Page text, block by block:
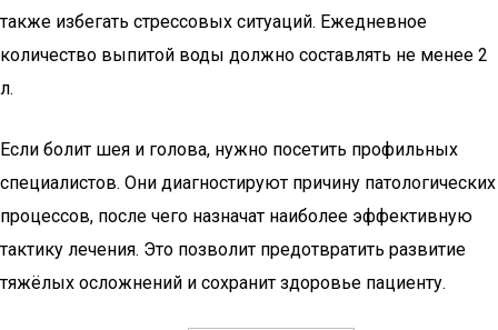
также избегать стрессовых ситуаций. Ежедневное
количество выпитой воды должно составлять не менее 2
л.
Если болит шея и голова, нужно посетить профильных
специалистов. Они диагностируют причину патологических
процессов, после чего назначат наиболее эффективную
тактику лечения. Это позволит предотвратить развитие
тяжёлых осложнений и сохранит здоровье пациенту.